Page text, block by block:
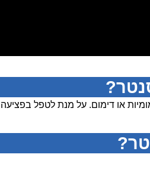
או דימום. על מנת לטפל